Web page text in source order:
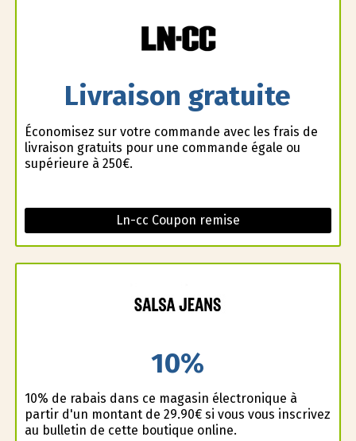
Livraison gratuite
Économisez sur votre commande avec les frais de
livraison gratuits pour une commande égale ou
supérieure à 250€.
Ln-cc Coupon remise
10%
10% de rabais dans ce magasin électronique à
partir d'un montant de 29.90€ si vous vous inscrivez
au bulletin de cette boutique online.